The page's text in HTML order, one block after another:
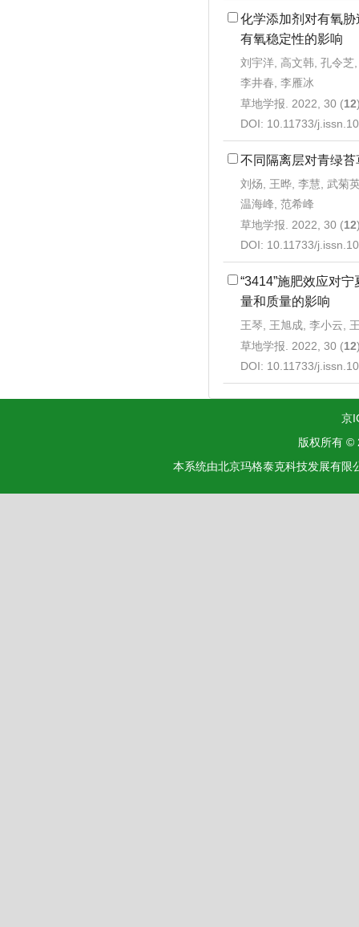
化学添加剂对有氧
有氧稳定性的影响
刘宇洋, 高文韩, 孔令芝
李井春, 李雁冰
草地学报. 2022, 30 (12
DOI: 10.11733/
不同隔离层对青绿
刘炀, 王晔, 李慧, 武菊
温海峰, 范希峰
草地学报. 2022, 30 (12
DOI: 10.11733/
“3414”施肥效应对
量和质量的影响
王琴, 王旭成, 李小云,
草地学报. 2022, 30 (12
DOI: 10.11733/
京
版权所有 ©
本系统由北京玛格泰克科技发展有